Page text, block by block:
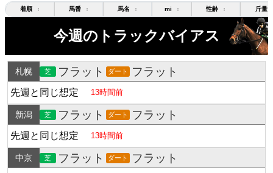
着順 ↕ 馬番 ↕ 馬名 ↕ mi ↕ 性齢 ↕ 斤量
今週のトラックバイアス
札幌 芝 フラット ダート フラット
先週と同じ想定 13時間前
新潟 芝 フラット ダート フラット
先週と同じ想定 13時間前
中京 芝 フラット ダート フラット